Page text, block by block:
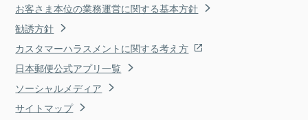
お客さま本位の業務運営に関する基本方針
勧誘方針
カスタマーハラスメントに関する考え方
日本郵便公式アプリ一覧
ソーシャルメディア
サイトマップ